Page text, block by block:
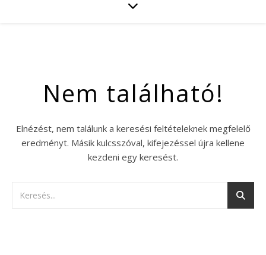
Nem található!
Elnézést, nem találunk a keresési feltételeknek megfelelő
eredményt. Másik kulcsszóval, kifejezéssel újra kellene
kezdeni egy keresést.